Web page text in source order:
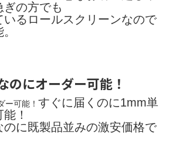
の方でも
いるロールスクリーンなので
のにオーダー可能！
すぐに届くのに1mm単
！
のに既製品並みの激安価格で